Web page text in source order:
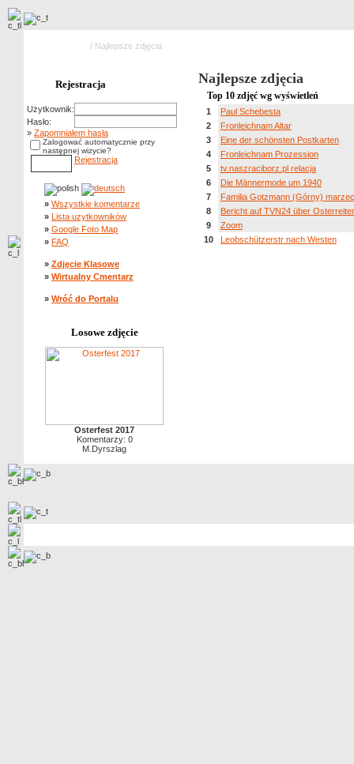
/ Najlepsze zdjęcia
Rejestracja
Użytkownik:
Hasło:
» Zapomniałem hasła
Zalogować automatycznie przy
następnej wizycie?
Rejestracja
» Wszystkie komentarze
» Lista uzytkowników
» Google Foto Map
» FAQ
» Zdjęcie Klasowe
» Wirtualny Cmentarz
» Wróć do Portalu
Losowe zdjęcie
Osterfest 2017
Komentarzy: 0
M.Dyrszlag
Najlepsze zdjęcia
Top 10 zdjęć wg wyświetleń
1
Paul Schebesta
2
Fronleichnam Altar
3
Eine der schönsten Postkarten
4
Fronleichnam Prozession
5
tv.naszraciborz.pl relacja
6
Die Männermode um 1940
7
Familia Gotzmann (Górny)
8
Bericht auf TVN24 über
9
Zoom
10
Leobschützerstr nach Westen